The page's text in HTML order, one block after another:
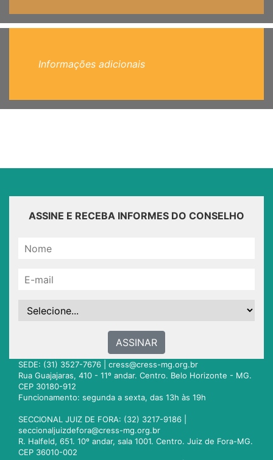
Informações adicionais
ASSINE E RECEBA INFORMES DO CONSELHO
ASSINAR
SEDE: (31) 3527-7676 | cress@cress-mg.org.br
Rua Guajajaras, 410 - 11º andar. Centro. Belo Horizonte - MG.
CEP 30180-912
Funcionamento: segunda a sexta, das 13h às 19h
SECCIONAL JUIZ DE FORA: (32) 3217-9186 |
seccionaljuizdefora@cress-mg.org.br
R. Halfeld, 651. 10º andar, sala 1001. Centro. Juiz de Fora-MG.
CEP 36010-002